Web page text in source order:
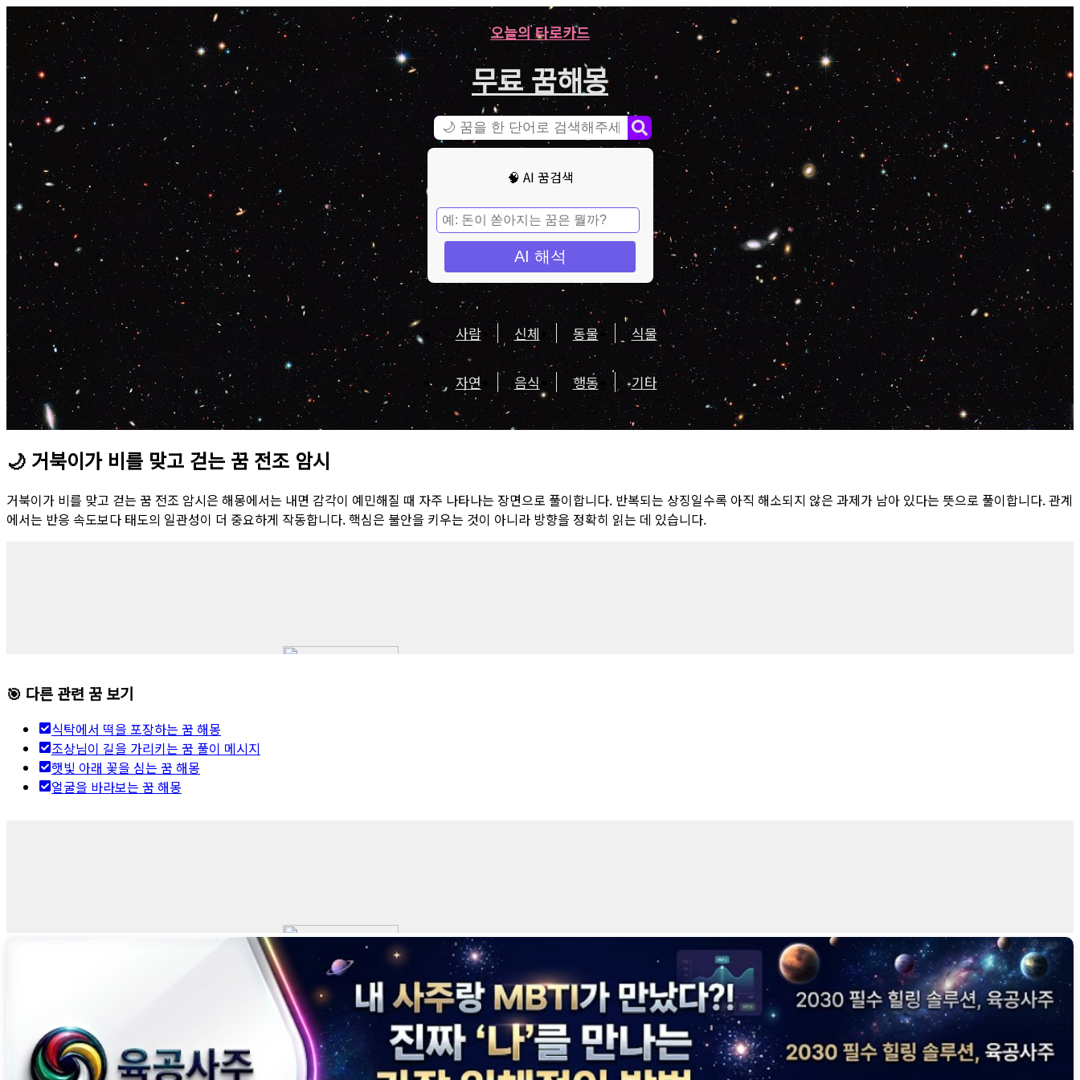
오늘의 타로카드
무료 꿈해몽
🧠 AI 꿈검색
AI 해석
사람 신체 동물 식물
자연 음식 행동 기타
🌙 거북이가 비를 맞고 걷는 꿈 전조 암시
거북이가 비를 맞고 걷는 꿈 전조 암시은 해몽에서는 내면 감각이 예민해질 때 자주 나타나는 장면으로 풀이합니다. 반복되는 상징일수록 아직 해소되지 않은 과제가 남아 있다는 뜻으로 풀이합니다. 관계
에서는 반응 속도보다 태도의 일관성이 더 중요하게 작동합니다. 핵심은 불안을 키우는 것이 아니라 방향을 정확히 읽는 데 있습니다.
🎯 다른 관련 꿈 보기
식탁에서 떡을 포장하는 꿈 해몽
조상님이 길을 가리키는 꿈 풀이 메시지
햇빛 아래 꽃을 심는 꿈 해몽
얼굴을 바라보는 꿈 해몽